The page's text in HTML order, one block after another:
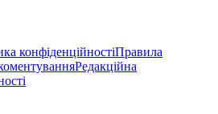
конфіденційностіПравила
Редакційна